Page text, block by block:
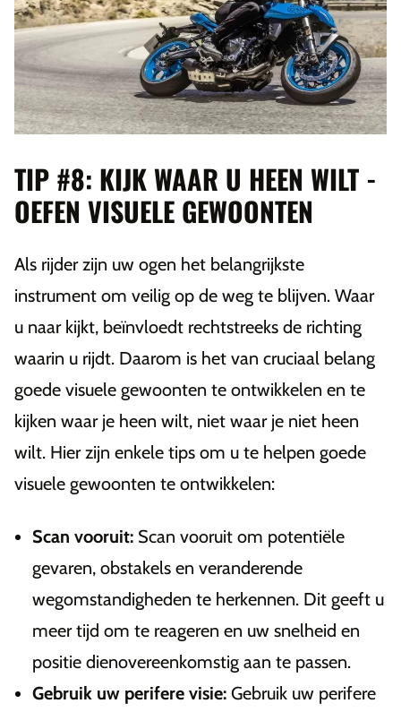
TIP #8: KIJK WAAR U HEEN WILT -
OEFEN VISUELE GEWOONTEN
Als rijder zijn uw ogen het belangrijkste
instrument om veilig op de weg te blijven. Waar
u naar kijkt, beïnvloedt rechtstreeks de richting
waarin u rijdt. Daarom is het van cruciaal belang
goede visuele gewoonten te ontwikkelen en te
kijken waar je heen wilt, niet waar je niet heen
wilt. Hier zijn enkele tips om u te helpen goede
visuele gewoonten te ontwikkelen:
Scan vooruit: Scan vooruit om potentiële
gevaren, obstakels en veranderende
wegomstandigheden te herkennen. Dit geeft u
meer tijd om te reageren en uw snelheid en
positie dienovereenkomstig aan te passen.
Gebruik uw perifere visie: Gebruik uw perifere